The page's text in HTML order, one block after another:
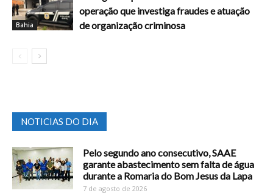
Bahia
operação que investiga fraudes e atuação
de organização criminosa
NOTICIAS DO DIA
Pelo segundo ano consecutivo, SAAE
garante abastecimento sem falta de água
durante a Romaria do Bom Jesus da Lapa
7 de agosto de 2026